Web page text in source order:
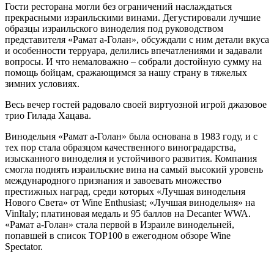
Гости ресторана могли без ограничений наслаждаться
прекрасными израильскими винами. Дегустировали лучшие
образцы израильского виноделия под руководством
представителя «Рамат а-Голан», обсуждали с ним детали вкуса
и особенности терруара, делились впечатлениями и задавали
вопросы. И что немаловажно – собрали достойную сумму на
помощь бойцам, сражающимся за нашу страну в тяжелых
зимних условиях.
Весь вечер гостей радовало своей виртуозной игрой джазовое
трио Гилада Хацава.
Винодельня «Рамат а-Голан» была основана в 1983 году, и с
тех пор стала образцом качественного виноградарства,
изысканного виноделия и устойчивого развития. Компания
смогла поднять израильские вина на самый высокий уровень
международного признания и завоевать множество
престижных наград, среди которых «Лучшая винодельня
Нового Света» от Wine Enthusiast; «Лучшая винодельня» на
VinItaly; платиновая медаль и 95 баллов на Decanter WWA.
«Рамат а-Голан» стала первой в Израиле винодельней,
попавшей в список TOP100 в ежегодном обзоре Wine
Spectator.